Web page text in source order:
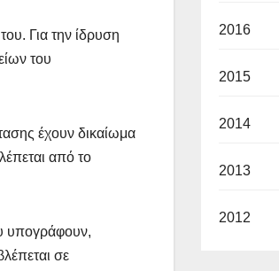
Για την ίδρυση
του
έχουν δικαίωμα
από το
υπογράφουν,
σε
2016
2015
2014
2013
2012